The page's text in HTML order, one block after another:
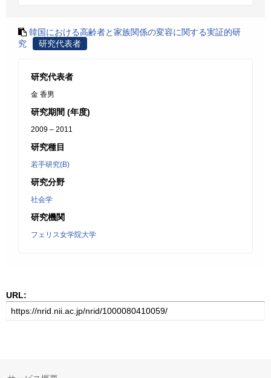
韓国における高齢者と家族関係の変容に関する実証的研
究
研究代表者
研究代表者
金 香男
研究期間 (年度)
2009 – 2011
研究種目
若手研究(B)
研究分野
社会学
研究機関
フェリス女学院大学
URL: